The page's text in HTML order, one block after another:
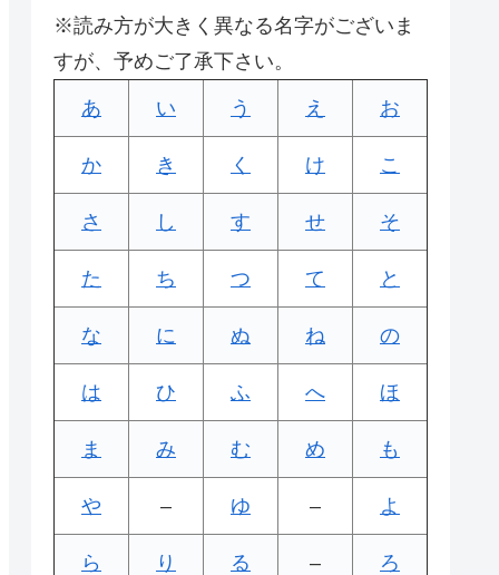
※読み方が大きく異なる名字がございま
すが、予めご了承下さい。
あ い う え お
か き く け こ
さ し す せ そ
た ち つ て と
な に ぬ ね の
は ひ ふ へ ほ
ま み む め も
や – ゆ – よ
ら り る – ろ